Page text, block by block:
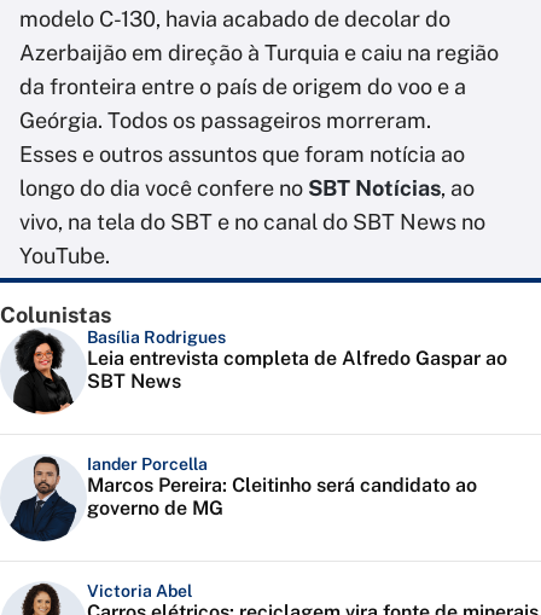
modelo C-130, havia acabado de decolar do
Azerbaijão em direção à Turquia e caiu na região
da fronteira entre o país de origem do voo e a
Geórgia. Todos os passageiros morreram.
Esses e outros assuntos que foram notícia ao
longo do dia você confere no SBT Notícias, ao
vivo, na tela do SBT e no canal do SBT News no
YouTube.
Colunistas
Basília Rodrigues
Leia entrevista completa de Alfredo Gaspar ao
SBT News
Iander Porcella
Marcos Pereira: Cleitinho será candidato ao
governo de MG
Victoria Abel